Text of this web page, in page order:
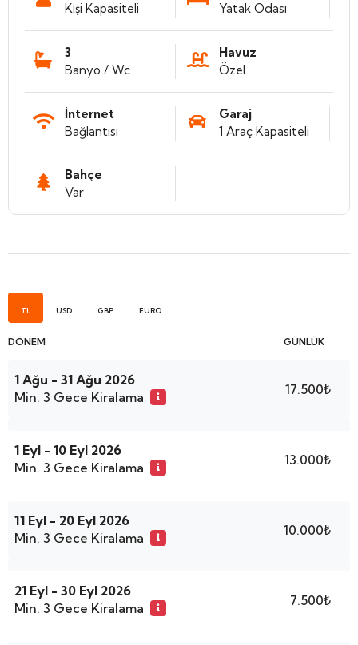
Kişi Kapasiteli
Yatak Odası
3
Banyo / Wc
Havuz
Özel
İnternet
Bağlantısı
Garaj
1 Araç Kapasiteli
Bahçe
Var
TL USD GBP EURO
DÖNEM GÜNLÜK
1 Ağu - 31 Ağu 2026
Min. 3 Gece Kiralama
17.500₺
1 Eyl - 10 Eyl 2026
Min. 3 Gece Kiralama
13.000₺
11 Eyl - 20 Eyl 2026
Min. 3 Gece Kiralama
10.000₺
21 Eyl - 30 Eyl 2026
Min. 3 Gece Kiralama
7.500₺